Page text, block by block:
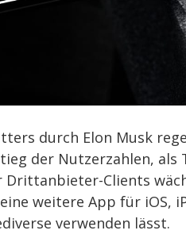
durch Elon Musk
der Nutzerzahlen, als
Clients
weitere App für iOS,
verwenden lässt.